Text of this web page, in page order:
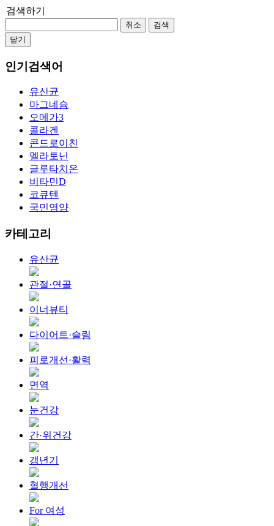
검색하기
취소
검색
닫기
인기검색어
유산균
마그네슘
오메가3
콜라겐
콘드로이친
멜라토닌
글루타치온
비타민D
코큐텐
국민영양
카테고리
유산균
관절·연골
이너뷰티
다이어트·슬림
피로개선·활력
면역
눈건강
간·위건강
갱년기
혈행개선
For 여성